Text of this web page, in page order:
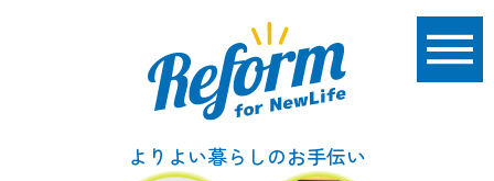
よりよい暮らしのお手伝い